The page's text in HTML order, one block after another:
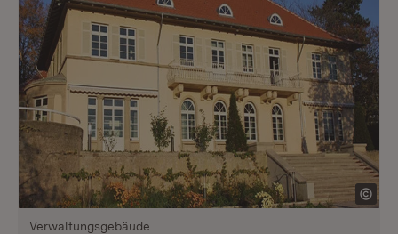
Verwaltungsgebäude